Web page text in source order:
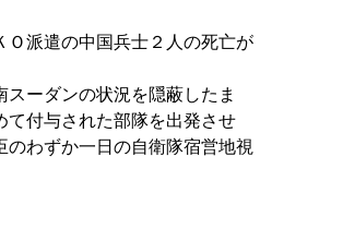
派遣の中国兵士２人の死亡が
ーダンの状況を隠蔽したま
て付与された部隊を出発させ
わずか一日の自衛隊宿営地視